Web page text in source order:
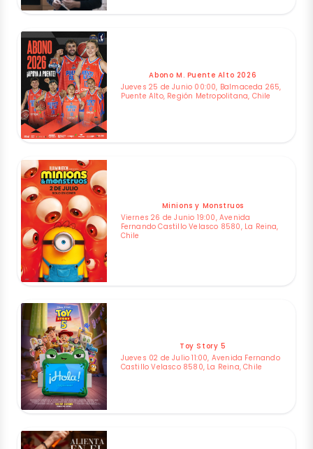
Abono M. Puente Alto 2026
Jueves 25 de Junio 00:00, Balmaceda 265,
Puente Alto, Región Metropolitana, Chile
Minions y Monstruos
Viernes 26 de Junio 19:00, Avenida
Fernando Castillo Velasco 8580, La Reina,
Chile
Toy Story 5
Jueves 02 de Julio 11:00, Avenida Fernando
Castillo Velasco 8580, La Reina, Chile